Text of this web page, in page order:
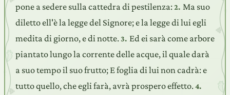
pone a sedere sulla cattedra di pestilenza:2. Ma suo
diletto ell'è la legge del Signore; e la legge di lui egli
medita di giorno, e di notte. 3. Ed ei sarà come arbore
piantato lungo la corrente delle acque, il quale darà
a suo tempo il suo frutto; E foglia di lui non cadrà: e
tutto quello, che egli farà, avrà prospero effetto. 4.